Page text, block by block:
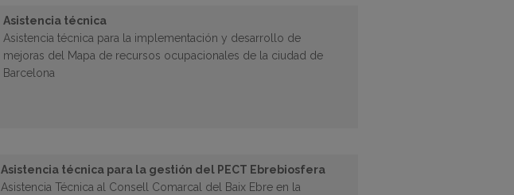
Asistencia técnica
Asistencia técnica para la implementación y desarrollo de
mejoras del Mapa de recursos ocupacionales de la ciudad de
Barcelona
Asistencia técnica para la gestión del PECT Ebrebiosfera
Asistencia Técnica al Consell Comarcal del Baix Ebre en la